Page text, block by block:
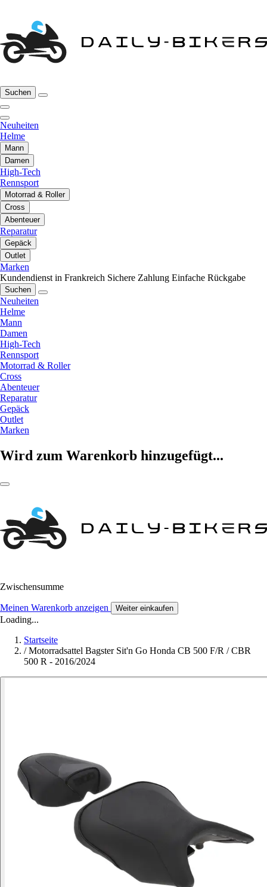
Suchen
Neuheiten
Helme
Mann
Damen
High-Tech
Rennsport
Motorrad & Roller
Cross
Abenteuer
Reparatur
Gepäck
Outlet
Marken
Kundendienst in Frankreich Sichere Zahlung Einfache Rückgabe
Suchen
Neuheiten
Helme
Mann
Damen
High-Tech
Rennsport
Motorrad & Roller
Cross
Abenteuer
Reparatur
Gepäck
Outlet
Marken
Wird zum Warenkorb hinzugefügt...
Zwischensumme
Meinen Warenkorb anzeigen Weiter einkaufen
Loading...
Startseite
/ Motorradsattel Bagster Sit'n Go Honda CB 500 F/R / CBR
500 R - 2016/2024